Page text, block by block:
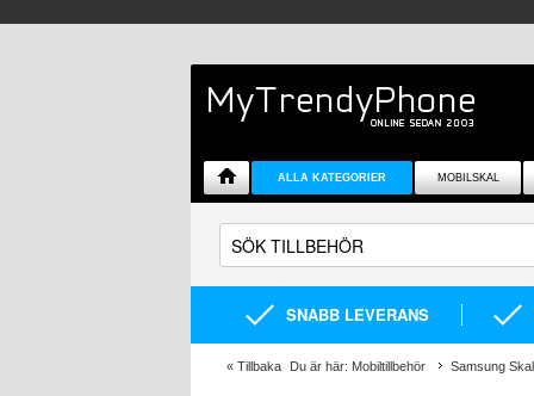
ALLA KATEGORIER MOBILSKAL
SNABB LEVERANS
« Tillbaka Du är här: Mobiltillbehör Samsung